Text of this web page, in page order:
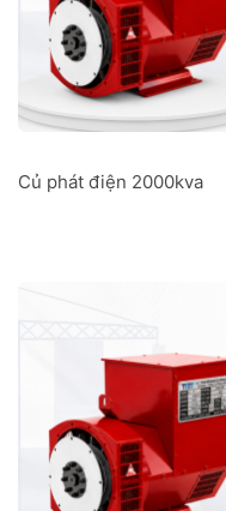
Củ phát điện 2000kva